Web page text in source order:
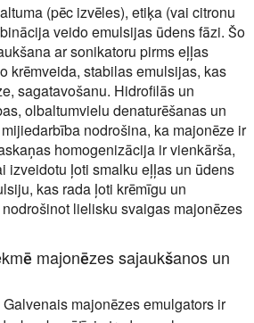
(pēc izvēles), etiķa (vai citronu
veido emulsijas ūdens fāzi. Šo
ar sonikatoru pirms eļļas
krēmveida, stabilas emulsijas, kas
sagatavošanu. Hidrofilās un
olbaltumvielu denaturēšanas un
nodrošina, ka majonēze ir
homogenizācija ir vienkārša,
izveidotu ļoti smalku eļļas un ūdens
kas rada ļoti krēmīgu un
lielisku svaigas majonēzes
majonēzes sajaukšanos un
Galvenais majonēzes emulgators ir